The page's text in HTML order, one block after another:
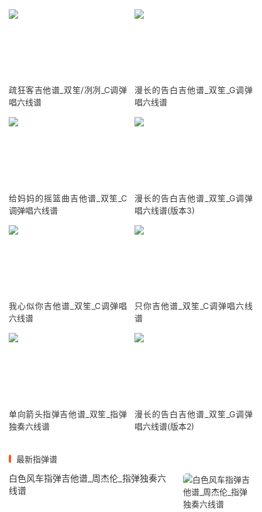
疏狂客吉他谱_双笙/冽冽_C调弹
唱六线谱
漫长的告白吉他谱_双笙_G调弹
唱六线谱
给妈妈的摇篮曲吉他谱_双笙_C
调弹唱六线谱
漫长的告白吉他谱_双笙_G调弹
唱六线谱(版本3)
我心似你吉他谱_双笙_C调弹唱
六线谱
只你吉他谱_双笙_C调弹唱六线
谱
单向箭头指弹吉他谱_双笙_指弹
独奏六线谱
漫长的告白吉他谱_双笙_G调弹
唱六线谱(版本2)
最新指弹谱
白色风车指弹吉他谱_周杰伦_指弹独奏六
线谱